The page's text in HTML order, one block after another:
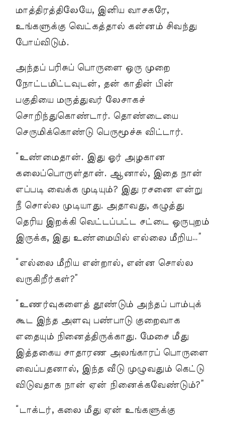
மாத்திரத்திலேயே, இனிய வாசகரே,
உங்களுக்கு வெட்கத்தால் கன்னம் சிவந்து
போய்விடும்.
அந்தப் பரிசுப் பொருளை ஒரு முறை
நோட்டமிட்டவுடன், தன் காதின் பின்
பகுதியை மருத்துவர் லேசாகச்
சொறிந்துகொண்டார். தொண்டையை
செருமிக்கொண்டு பெருமூச்சு விட்டார்.
“உண்மைதான். இது ஓர் அழகான
கலைப்பொருள்தான். ஆனால், இதை நான்
எப்படி வைக்க முடியும்? இது ரசனை என்று
நீ சொல்ல முடியாது. அதாவது, கழுத்து
தெரிய இறக்கி வெட்டப்பட்ட சட்டை ஒருபுறம்
இருக்க, இது உண்மையில் எல்லை மீறிய…”
“எல்லை மீறிய என்றால், என்ன சொல்ல
வருகிறீர்கள்?”
“உணர்வுகளைத் தூண்டும் அந்தப் பாம்புக்
கூட இந்த அளவு பண்பாடு குறைவாக
எதையும் நினைத்திருக்காது. மேசை மீது
இத்தகைய சாதாரண அலங்காரப் பொருளை
வைப்பதனால், இந்த வீடு முழுவதும் கெட்டு
விடுவதாக நான் ஏன் நினைக்கவேண்டும்?”
“டாக்டர், கலை மீது ஏன் உங்களுக்கு